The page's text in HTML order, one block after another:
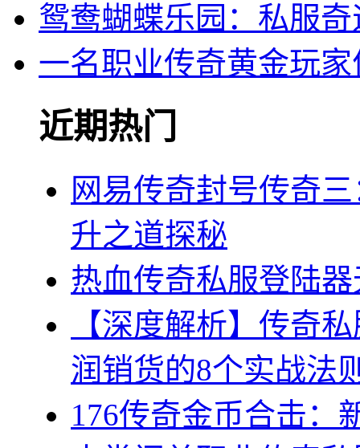
鸳鸯蝴蝶乐园：私服
一名职业传奇黄金玩
近期热门
网易传奇封号传奇
升之道探秘
热血传奇私服登陆
【深度解析】传奇
润销货的8个实战法
176传奇金币合击：